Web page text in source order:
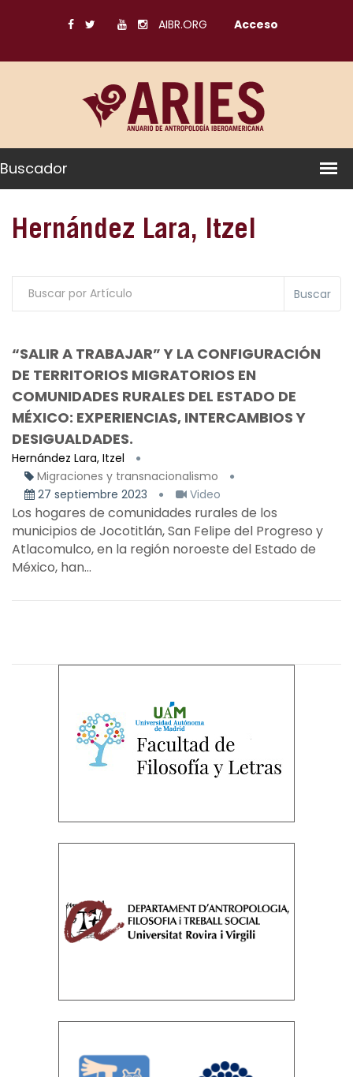
AIBR.ORG Acceso
Buscador
Hernández Lara, Itzel
Buscar
“SALIR A TRABAJAR” Y LA CONFIGURACIÓN
DE TERRITORIOS MIGRATORIOS EN
COMUNIDADES RURALES DEL ESTADO DE
MÉXICO: EXPERIENCIAS, INTERCAMBIOS Y
DESIGUALDADES.
Hernández Lara, Itzel
Migraciones y transnacionalismo
27 septiembre 2023
Video
Los hogares de comunidades rurales de los
municipios de Jocotitlán, San Felipe del Progreso y
Atlacomulco, en la región noroeste del Estado de
México, han...